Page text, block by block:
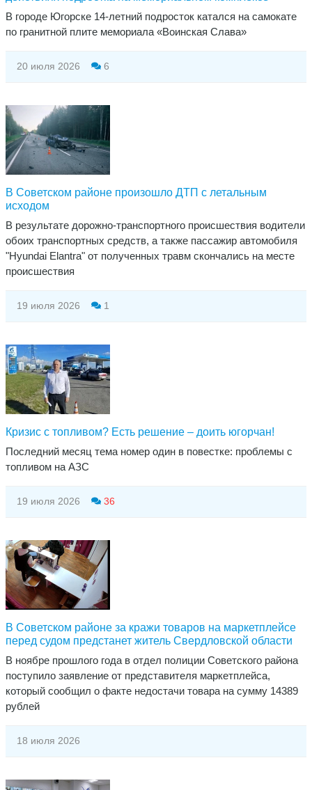
В городе Югорске 14-летний подросток катался на самокате
по гранитной плите мемориала «Воинская Слава»
20 июля 2026 6
В Советском районе произошло ДТП с летальным
исходом
В результате дорожно-транспортного происшествия водители
обоих транспортных средств, а также пассажир автомобиля
"Hyundai Elantra" от полученных травм скончались на месте
происшествия
19 июля 2026 1
Кризис с топливом? Есть решение – доить югорчан!
​Последний месяц тема номер один в повестке: проблемы с
топливом на АЗС
19 июля 2026 36
В Советском районе за кражи товаров на маркетплейсе
перед судом предстанет житель Свердловской области
В ноябре прошлого года в отдел полиции Советского района
поступило заявление от представителя маркетплейса,
который сообщил о факте недостачи товара на сумму 14389
рублей
18 июля 2026